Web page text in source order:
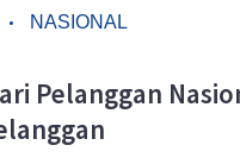
NASIONAL
Pelanggan